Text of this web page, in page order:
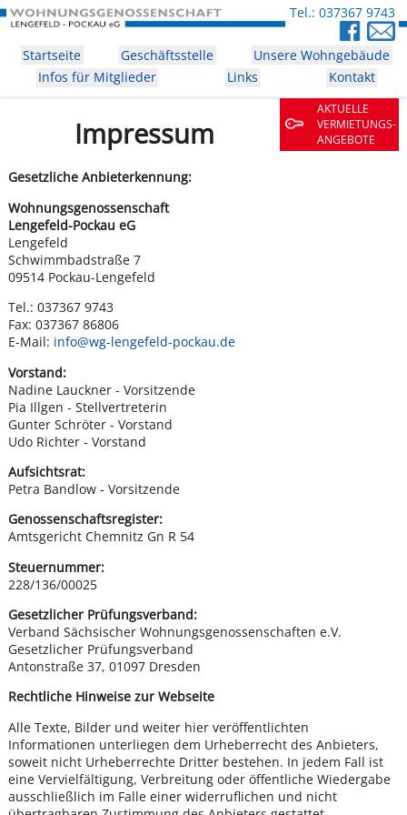
Tel.: 037367 9743
Startseite Geschäftsstelle
Unsere Wohngebäude
Infos für Mitglieder
Links Kontakt
AKTUELLE
VERMIETUNGS­
ANGEBOTE
Impressum
Gesetzliche Anbieterkennung:
Wohnungsgenossenschaft
Lengefeld-Pockau eG
Lengefeld
Schwimmbadstraße 7
09514 Pockau-Lengefeld
Tel.: 037367 9743
Fax: 037367 86806
E-Mail: info@wg-lengefeld-pockau.de
Vorstand:
Nadine Lauckner - Vorsitzende
Pia Illgen - Stellvertreterin
Gunter Schröter - Vorstand
Udo Richter - Vorstand
Aufsichtsrat:
Petra Bandlow - Vorsitzende
Genossenschaftsregister:
Amtsgericht Chemnitz Gn R 54
Steuernummer:
228/136/00025
Gesetzlicher Prüfungsverband:
Verband Sächsischer Wohnungsgenossenschaften e.V.
Gesetzlicher Prüfungsverband
Antonstraße 37, 01097 Dresden
Rechtliche Hinweise zur Webseite
Alle Texte, Bilder und weiter hier veröffentlichten
Informationen unterliegen dem Urheberrecht des Anbieters,
soweit nicht Urheberrechte Dritter bestehen. In jedem Fall ist
eine Vervielfältigung, Verbreitung oder öffentliche Wiedergabe
ausschließlich im Falle einer widerruflichen und nicht